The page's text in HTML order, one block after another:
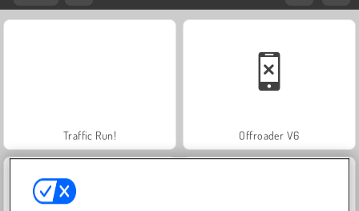
Traffic Run! Offroader V6